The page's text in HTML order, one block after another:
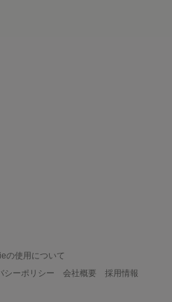
の使用について
シーポリシー 会社概要
採用情報